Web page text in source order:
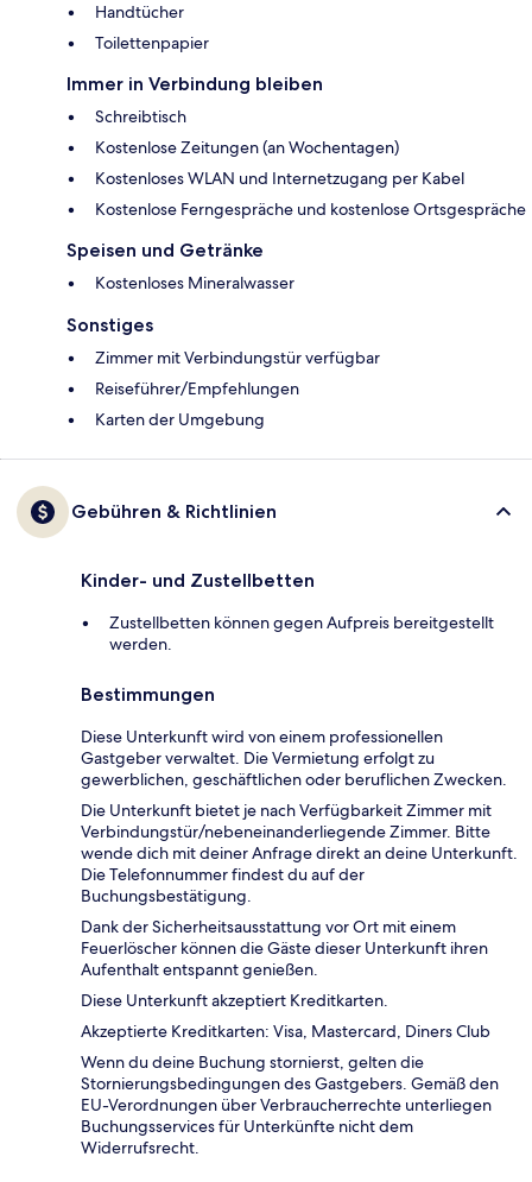
Handtücher
Toilettenpapier
Immer in Verbindung bleiben
Schreibtisch
Kostenlose Zeitungen (an Wochentagen)
Kostenloses WLAN und Internetzugang per Kabel
Kostenlose Ferngespräche und kostenlose Ortsgespräche
Speisen und Getränke
Kostenloses Mineralwasser
Sonstiges
Zimmer mit Verbindungstür verfügbar
Reiseführer/Empfehlungen
Karten der Umgebung
Gebühren & Richtlinien
Kinder- und Zustellbetten
Zustellbetten können gegen Aufpreis bereitgestellt
werden.
Bestimmungen
Diese Unterkunft wird von einem professionellen
Gastgeber verwaltet. Die Vermietung erfolgt zu
gewerblichen, geschäftlichen oder beruflichen Zwecken.
Die Unterkunft bietet je nach Verfügbarkeit Zimmer mit
Verbindungstür/nebeneinanderliegende Zimmer. Bitte
wende dich mit deiner Anfrage direkt an deine Unterkunft.
Die Telefonnummer findest du auf der
Buchungsbestätigung.
Dank der Sicherheitsausstattung vor Ort mit einem
Feuerlöscher können die Gäste dieser Unterkunft ihren
Aufenthalt entspannt genießen.
Diese Unterkunft akzeptiert Kreditkarten.
Akzeptierte Kreditkarten: Visa, Mastercard, Diners Club
Wenn du deine Buchung stornierst, gelten die
Stornierungsbedingungen des Gastgebers. Gemäß den
EU-Verordnungen über Verbraucherrechte unterliegen
Buchungsservices für Unterkünfte nicht dem
Widerrufsrecht.